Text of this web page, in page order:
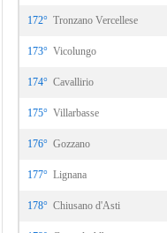
172° Tronzano Vercellese
173° Vicolungo
174° Cavallirio
175° Villarbasse
176° Gozzano
177° Lignana
178° Chiusano d'Asti